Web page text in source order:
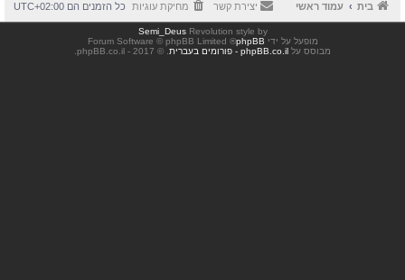
בית עמוד ראשי כל הזמנים הם UTC+02:00 מחיקת עוגיות יצירת קשר
Revolution style by
Semi_Deus
מופעל על ידי phpBB
® Forum Software © phpBB Limited
מבוסס על phpBB.co.il - פורומים בעברית . © 2017 - phpBB.co.il.